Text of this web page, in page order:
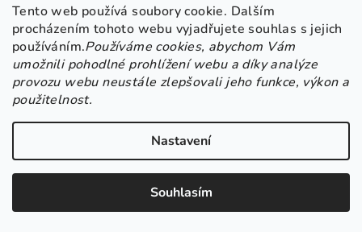
Tento web používá soubory cookie. Dalším
procházením tohoto webu vyjadřujete souhlas s jejich
používáním.Používáme cookies, abychom Vám
umožnili pohodlné prohlížení webu a díky analýze
provozu webu neustále zlepšovali jeho funkce, výkon a
použitelnost.
Nastavení
Souhlasím
Přechod do léta: Jakmile se dny prodlouží a oteplí, můžete
svou výzdobu vyměnit za velký letní věnec na dveře, který
hýří barvami horkého slunce.
Dostupnost:Ať už hledátedekorace v Brněnebo kdekoli
jinde v ČR, náš e-shop vám zajistí rychlé a bezpečné
doručení až domů.
Důstojná vzpomínka na blízké